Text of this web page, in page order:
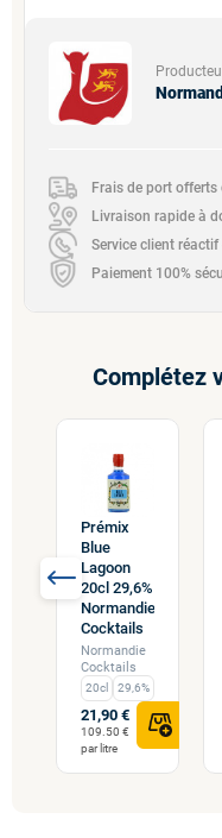
Frais de port
Livraison rapide à
Service client
Paiement 100%
Complétez
Prémix
Blue
Lagoon
20cl 29,6%
Normandie
Cocktails
Normandie
Cocktails
20cl 29,6%
21,90 €
109.50 €
par litre